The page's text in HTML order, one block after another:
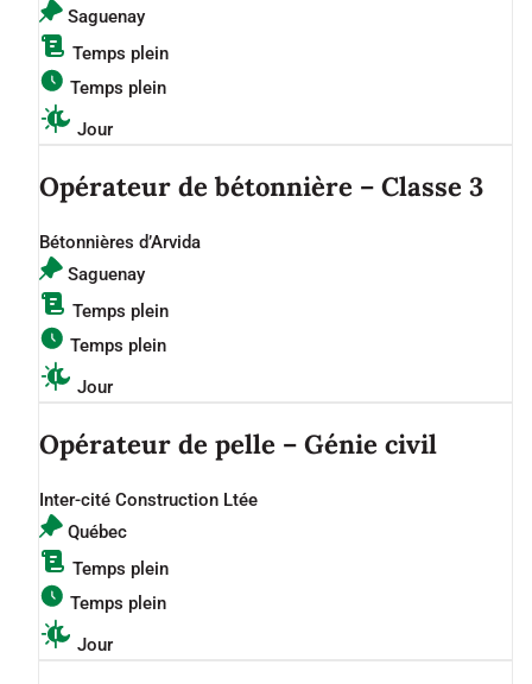
Saguenay
Temps plein
Temps plein
Jour
Opérateur de bétonnière – Classe 3
Bétonnières d’Arvida
Saguenay
Temps plein
Temps plein
Jour
Opérateur de pelle – Génie civil
Inter-cité Construction Ltée
Québec
Temps plein
Temps plein
Jour